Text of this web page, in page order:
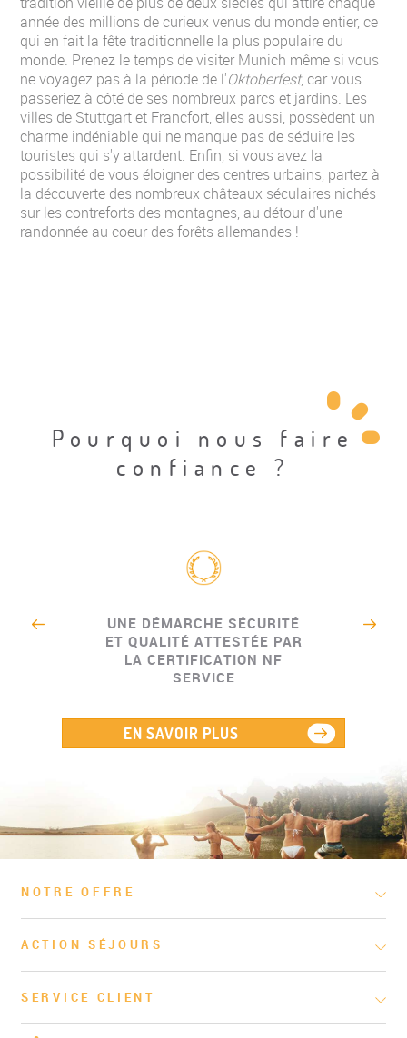
année des millions de curieux venus du monde entier, ce
qui en fait la fête traditionnelle la plus populaire du
monde. Prenez le temps de visiter Munich même si vous
ne voyagez pas à la période de l'Oktoberfest, car vous
passeriez à côté de ses nombreux parcs et jardins. Les
villes de Stuttgart et Francfort, elles aussi, possèdent un
charme indéniable qui ne manque pas de séduire les
touristes qui s'y attardent. Enfin, si vous avez la
possibilité de vous éloigner des centres urbains, partez à
la découverte des nombreux châteaux séculaires nichés
sur les contreforts des montagnes, au détour d'une
randonnée au coeur des forêts allemandes !
Pourquoi nous faire
confiance ?
UNE DÉMARCHE SÉCURITÉ
ET QUALITÉ ATTESTÉE PAR
LA CERTIFICATION NF
SERVICE
EN SAVOIR PLUS
NOTRE OFFRE
ACTION SÉJOURS
SERVICE CLIENT